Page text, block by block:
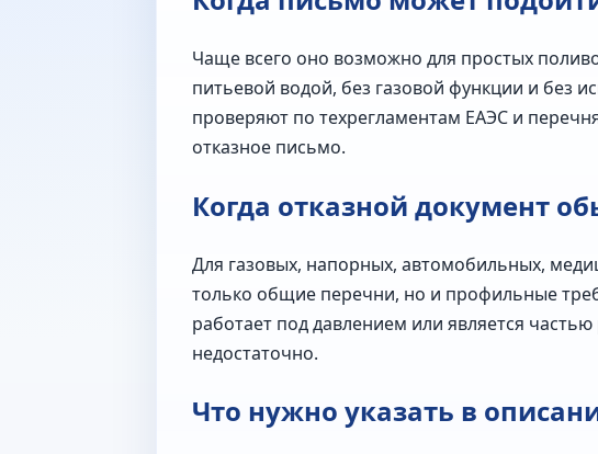
Чаще всего оно возможно для простых
питьевой водой, без газовой функции и без
проверяют по техрегламентам ЕАЭС и
отказное письмо.
Когда отказной документ
Для газовых, напорных, автомобильных,
только общие перечни, но и профильные
работает под давлением или является
недостаточно.
Что нужно указать в